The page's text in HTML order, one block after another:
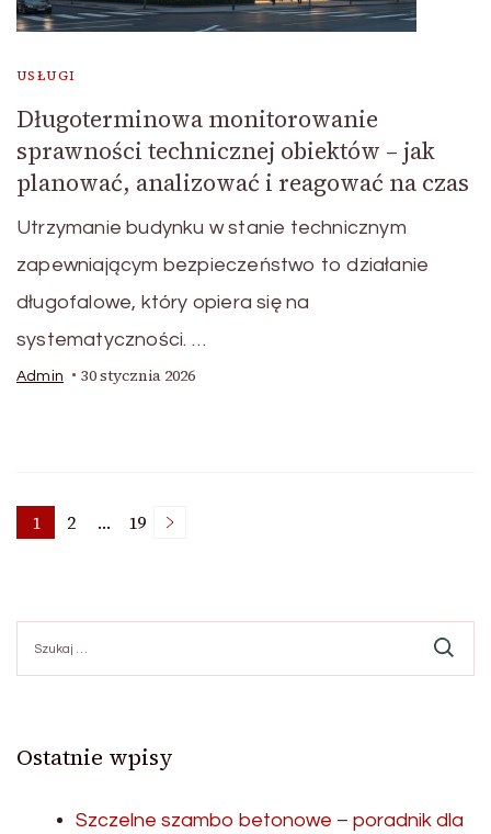
USŁUGI
Długoterminowa monitorowanie
sprawności technicznej obiektów – jak
planować, analizować i reagować na czas
Utrzymanie budynku w stanie technicznym
zapewniającym bezpieczeństwo to działanie
długofalowe, który opiera się na
systematyczności. …
Admin 30 stycznia 2026
Stronicowanie
wpisów
Strona
1 Strona
2 … Strona
19
Ostatnie wpisy
Szczelne szambo betonowe – poradnik dla